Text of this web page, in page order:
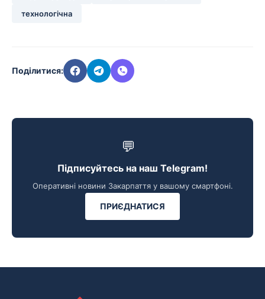
технологічна
Поділитися:
💬
Підписуйтесь на наш Telegram!
Оперативні новини Закарпаття у вашому смартфоні.
ПРИЄДНАТИСЯ